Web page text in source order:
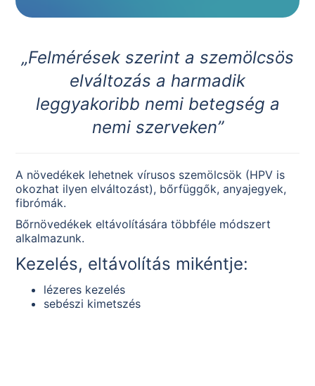
„Felmérések szerint a szemölcsös
elváltozás a harmadik
leggyakoribb nemi betegség a
nemi szerveken”
A növedékek lehetnek vírusos szemölcsök (HPV is
okozhat ilyen elváltozást), bőrfüggők, anyajegyek,
fibrómák.
Bőrnövedékek eltávolítására többféle módszert
alkalmazunk.
Kezelés, eltávolítás mikéntje:
lézeres kezelés
sebészi kimetszés